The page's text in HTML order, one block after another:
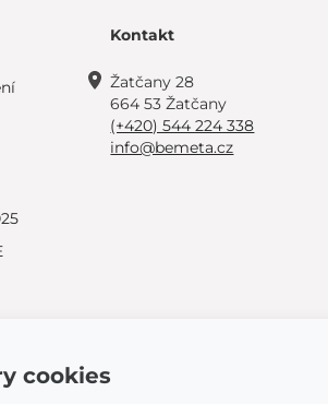
Kontakt
Žatčany 28
664 53 Žatčany
(+420) 544 224 338
info@bemeta.cz
cookies